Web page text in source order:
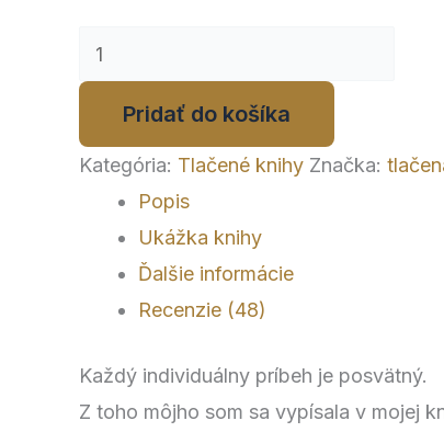
Pridať do košíka
Kategória: Tlačené knihy Značka:
Popis
Ukážka knihy
Ďalšie informácie
Recenzie (48)
Každý individuálny príbeh je posvätný.
Z toho môjho som sa vypísala v mojej